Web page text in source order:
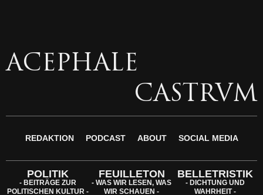
ACEPHALE
CASTRVM
REDAKTION PODCAST ABOUT SOCIAL MEDIA
POLITIK
- BEITRÄGE ZUR
POLITISCHEN KULTUR -
FEUILLETON
- WAS WIR LESEN, WAS
WIR SCHAUEN -
BELLETRISTIK
- DICHTUNG UND
WAHRHEIT -